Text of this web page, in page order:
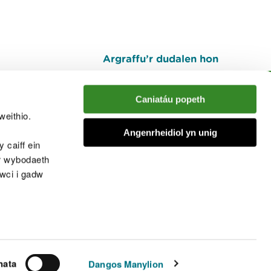
caiff ein
wybodaeth
i gadw
Dangos Manylion
Caniatáu popeth
Angenrheidiol yn unig
Argraffu’r dudalen hon
I fyny
© Cyfoeth Naturiol Cymru